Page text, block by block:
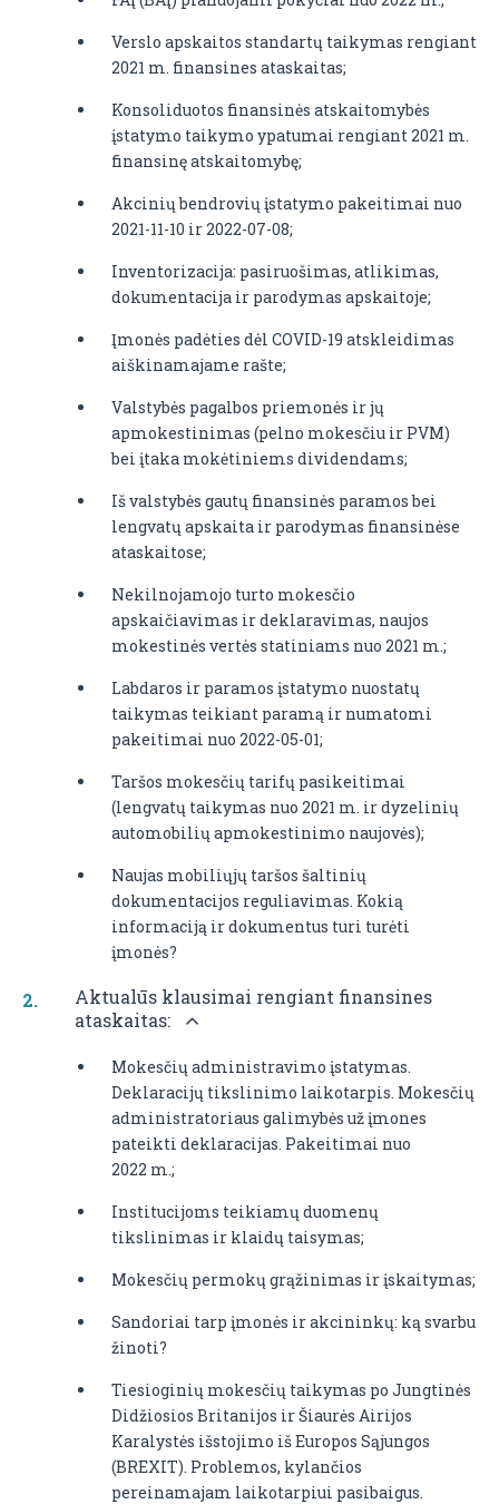
Verslo apskaitos standartų taikymas rengiant
2021 m. finansines ataskaitas;
Konsoliduotos finansinės atskaitomybės
įstatymo taikymo ypatumai rengiant 2021 m.
finansinę atskaitomybę;
Akcinių bendrovių įstatymo pakeitimai nuo
2021-11-10 ir 2022-07-08;
Inventorizacija: pasiruošimas, atlikimas,
dokumentacija ir parodymas apskaitoje;
Įmonės padėties dėl COVID-19 atskleidimas
aiškinamajame rašte;
Valstybės pagalbos priemonės ir jų
apmokestinimas (pelno mokesčiu ir PVM)
bei įtaka mokėtiniems dividendams;
Iš valstybės gautų finansinės paramos bei
lengvatų apskaita ir parodymas finansinėse
ataskaitose;
Nekilnojamojo turto mokesčio
apskaičiavimas ir deklaravimas, naujos
mokestinės vertės statiniams nuo 2021 m.;
Labdaros ir paramos įstatymo nuostatų
taikymas teikiant paramą ir numatomi
pakeitimai nuo 2022-05-01;
Taršos mokesčių tarifų pasikeitimai
(lengvatų taikymas nuo 2021 m. ir dyzelinių
automobilių apmokestinimo naujovės);
Naujas mobiliųjų taršos šaltinių
dokumentacijos reguliavimas. Kokią
informaciją ir dokumentus turi turėti
įmonės?
Aktualūs klausimai rengiant finansines
ataskaitas:
Mokesčių administravimo įstatymas.
Deklaracijų tikslinimo laikotarpis. Mokesčių
administratoriaus galimybės už įmones
pateikti deklaracijas. Pakeitimai nuo
2022 m.;
Institucijoms teikiamų duomenų
tikslinimas ir klaidų taisymas;
Mokesčių permokų grąžinimas ir įskaitymas;
Sandoriai tarp įmonės ir akcininkų: ką svarbu
žinoti?
Tiesioginių mokesčių taikymas po Jungtinės
Didžiosios Britanijos ir Šiaurės Airijos
Karalystės išstojimo iš Europos Sąjungos
(BREXIT). Problemos, kylančios
pereinamajam laikotarpiui pasibaigus.